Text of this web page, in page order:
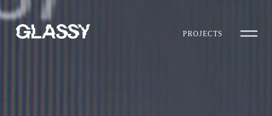
PROJECTS